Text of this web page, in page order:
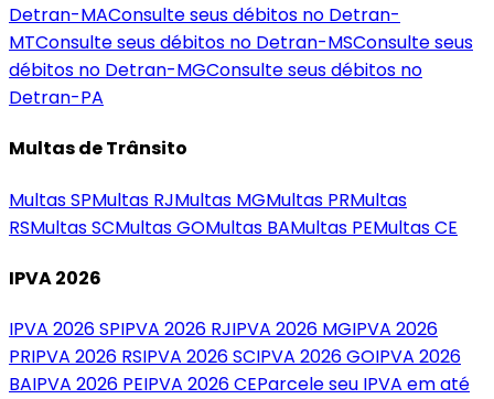
Detran-MAConsulte seus débitos no Detran-
MTConsulte seus débitos no Detran-MSConsulte seus
débitos no Detran-MGConsulte seus débitos no
Detran-PA
Multas de Trânsito
MultasSPMultas RJMultas MGMultas PRMultas
RSMultasSCMultasGOMultas BAMultas PEMultasCE
IPVA 2026
IPVA 2026SPIPVA 2026 RJIPVA 2026 MGIPVA 2026
PRIPVA 2026 RSIPVA 2026SCIPVA 2026GOIPVA 2026
BAIPVA 2026 PEIPVA 2026CEParcele seu IPVA em até